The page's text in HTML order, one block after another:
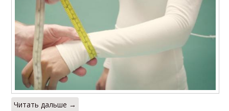
Читать дальше →